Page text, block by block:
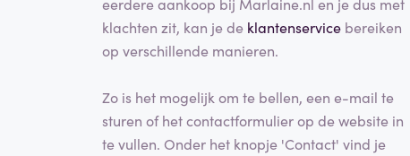
eerdere aankoop bij Marlaine.nl en je dus met
klachten zit, kan je de klantenservice bereiken
op verschillende manieren.
Zo is het mogelijk om te bellen, een e-mail te
sturen of het contactformulier op de website in
te vullen. Onder het knopje 'Contact' vind je